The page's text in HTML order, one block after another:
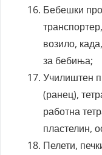
Бебешки
возило,
за бебиња;
Училиштен
(ранец),
работна
пластелин,
Пелети,